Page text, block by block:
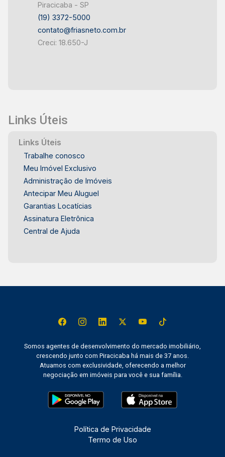
Piracicaba - SP
(19) 3372-5000
contato@friasneto.com.br
Creci: 18.650-J
Links Úteis
Links Úteis
Trabalhe conosco
Meu Imóvel Exclusivo
Administração de Imóveis
Antecipar Meu Aluguel
Garantias Locatícias
Assinatura Eletrônica
Central de Ajuda
Somos agentes de desenvolvimento do mercado imobiliário,
crescendo junto com Piracicaba há mais de 37 anos.
Atuamos com exclusividade, oferecendo a melhor
negociação em imóveis para você e sua família.
Política de Privacidade
Termo de Uso